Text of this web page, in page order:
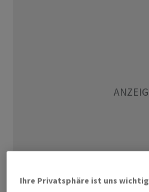
Ihre Privatsphäre ist uns wichtig